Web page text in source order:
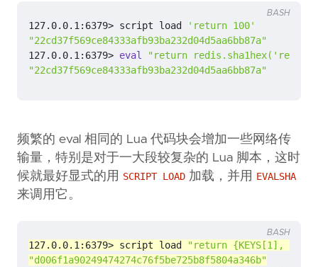
127.0.0.1:6379> script load
'return 100'
"22cd37f569ce84333afb93ba232d04d5aa6bb87a"
127.0.0.1:6379> eval
"return redis.sha1hex('return
"22cd37f569ce84333afb93ba232d04d5aa6bb87a"
BASH
频繁的 eval 相同的 Lua 代码块会增加一些网络传
输量，特别是对于一大段较复杂的 Lua 脚本，这时
候就最好显式的用 SCRIPT LOAD 加载，并用 EVALSHA
来调用它。
127.0.0.1:6379> script load
"return {KEYS[1],
"d006f1a90249474274c76f5be725b8f5804a346b"
BASH